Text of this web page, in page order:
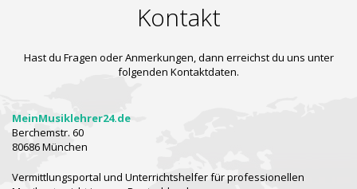
Kontakt
Hast du Fragen oder Anmerkungen, dann erreichst du uns unter
folgenden Kontaktdaten.
MeinMusiklehrer24.de
Berchemstr. 60
80686 München
Vermittlungsportal und Unterrichtshelfer für professionellen